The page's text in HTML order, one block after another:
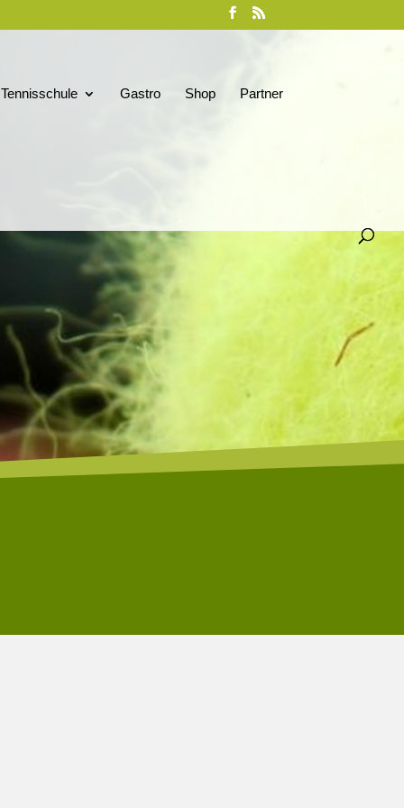
Tennisschule Gastro Shop Partner